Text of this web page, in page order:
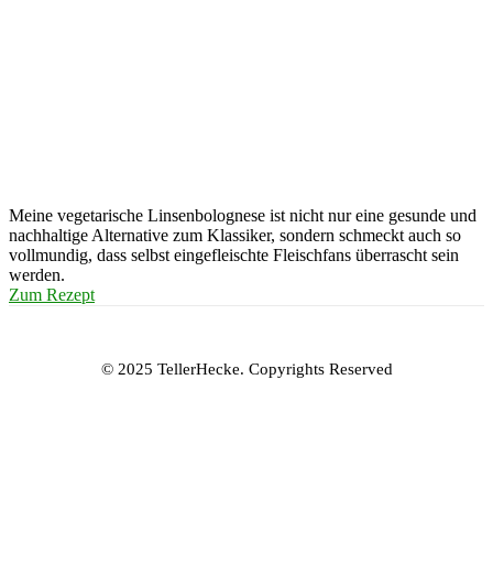
Meine vegetarische Linsenbolognese ist nicht nur eine gesunde und
nachhaltige Alternative zum Klassiker, sondern schmeckt auch so
vollmundig, dass selbst eingefleischte Fleischfans überrascht sein
werden.
Zum Rezept
© 2025 TellerHecke. Copyrights Reserved